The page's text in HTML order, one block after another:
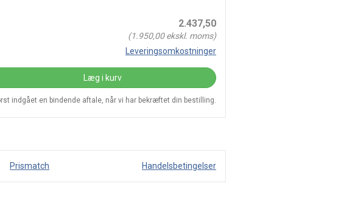
2.437,50
(1.950,00ekskl. moms)
Leveringsomkostninger
Læg i kurv
indgået en bindende aftale, når vi har bekræftet din bestilling.
Prismatch Handelsbetingelser